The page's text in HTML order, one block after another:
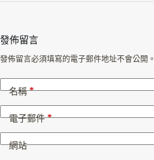
發佈留言
發佈留言必須填寫的電子郵件地址不會公開。
名稱*
電子郵件*
網站